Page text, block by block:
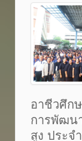
อาชีวศึก
การพัฒน
สูง ประ